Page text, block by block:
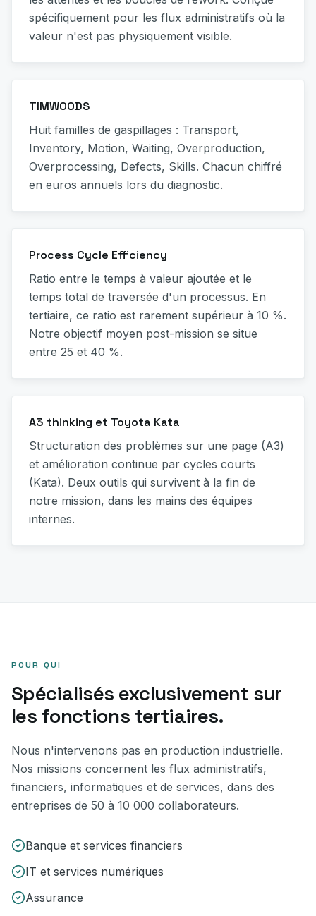
spécifiquement pour les flux administratifs où la
valeur n'est pas physiquement visible.
TIMWOODS
Huit familles de gaspillages : Transport,
Inventory, Motion, Waiting, Overproduction,
Overprocessing, Defects, Skills. Chacun chiffré
en euros annuels lors du diagnostic.
Process Cycle Efficiency
Ratio entre le temps à valeur ajoutée et le
temps total de traversée d'un processus. En
tertiaire, ce ratio est rarement supérieur à 10 %.
Notre objectif moyen post-mission se situe
entre 25 et 40 %.
A3 thinking et Toyota Kata
Structuration des problèmes sur une page (A3)
et amélioration continue par cycles courts
(Kata). Deux outils qui survivent à la fin de
notre mission, dans les mains des équipes
internes.
POUR QUI
Spécialisés exclusivement sur
les fonctions tertiaires.
Nous n'intervenons pas en production industrielle.
Nos missions concernent les flux administratifs,
financiers, informatiques et de services, dans des
entreprises de 50 à 10 000 collaborateurs.
Banque et services financiers
IT et services numériques
Assurance